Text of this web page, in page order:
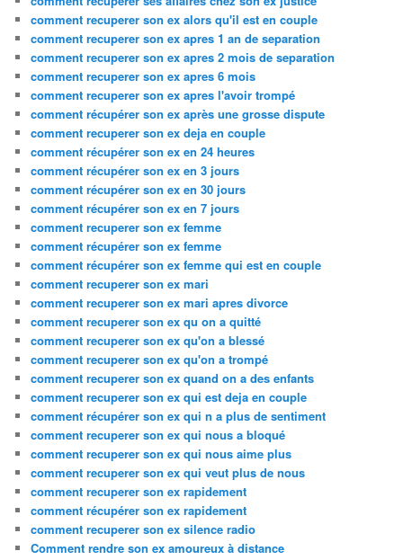
comment recuperer son ex alors qu'il est en couple
comment recuperer son ex apres 1 an de separation
comment recuperer son ex apres 2 mois de separation
comment recuperer son ex apres 6 mois
comment recuperer son ex apres l'avoir trompé
comment récupérer son ex après une grosse dispute
comment recuperer son ex deja en couple
comment récupérer son ex en 24 heures
comment récupérer son ex en 3 jours
comment récupérer son ex en 30 jours
comment récupérer son ex en 7 jours
comment recuperer son ex femme
comment récupérer son ex femme
comment récupérer son ex femme qui est en couple
comment recuperer son ex mari
comment recuperer son ex mari apres divorce
comment recuperer son ex qu on a quitté
comment recuperer son ex qu'on a blessé
comment recuperer son ex qu'on a trompé
comment recuperer son ex quand on a des enfants
comment recuperer son ex qui est deja en couple
comment récupérer son ex qui n a plus de sentiment
comment recuperer son ex qui nous a bloqué
comment recuperer son ex qui nous aime plus
comment recuperer son ex qui veut plus de nous
comment recuperer son ex rapidement
comment récupérer son ex rapidement
comment recuperer son ex silence radio
Comment rendre son ex amoureux à distance